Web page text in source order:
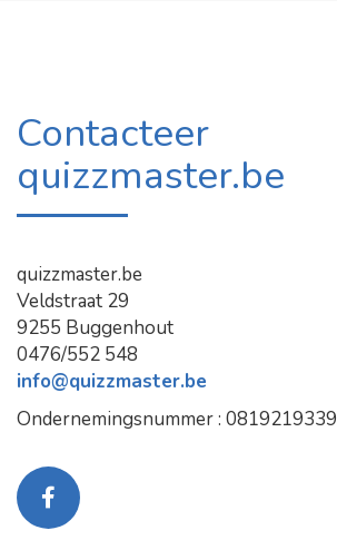
Contacteer
quizzmaster.be
quizzmaster.be
Veldstraat 29
9255 Buggenhout
0476/552 548
info@quizzmaster.be
Ondernemingsnummer : 0819219339